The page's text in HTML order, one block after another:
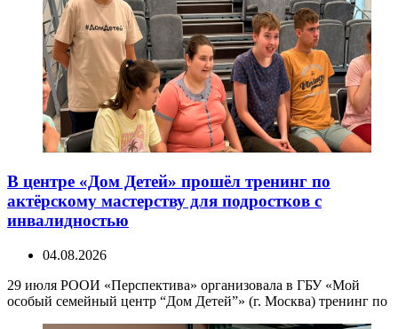
В центре «Дом Детей» прошёл тренинг по
актёрскому мастерству для подростков с
инвалидностью
04.08.2026
29 июля РООИ «Перспектива» организовала в ГБУ «Мой
особый семейный центр “Дом Детей”» (г. Москва) тренинг по